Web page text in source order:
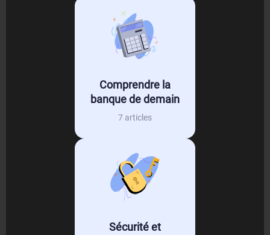
Comprendre la
banque de demain
7 articles
Sécurité et